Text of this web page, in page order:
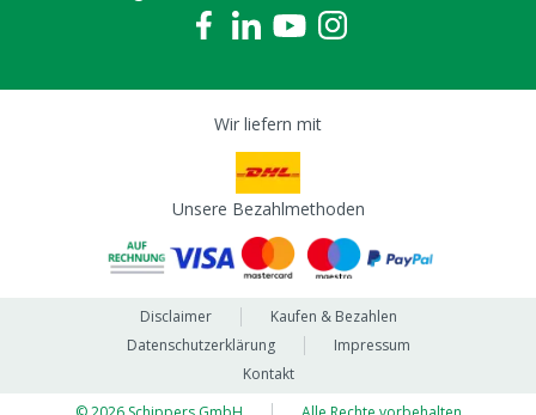
Wir liefern mit
Unsere Bezahlmethoden
Disclaimer
Kaufen & Bezahlen
Datenschutzerklärung
Impressum
Kontakt